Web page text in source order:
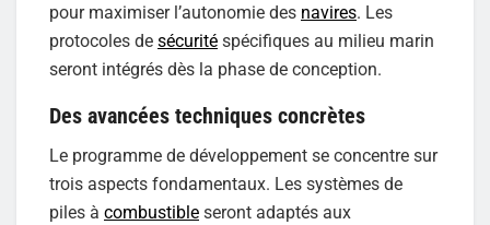
pour maximiser l’autonomie des navires. Les
protocoles de sécurité spécifiques au milieu marin
seront intégrés dès la phase de conception.
Des avancées techniques concrètes
Le programme de développement se concentre sur
trois aspects fondamentaux. Les systèmes de
piles à combustible seront adaptés aux